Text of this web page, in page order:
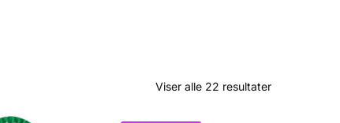
Viser alle 22 resultater